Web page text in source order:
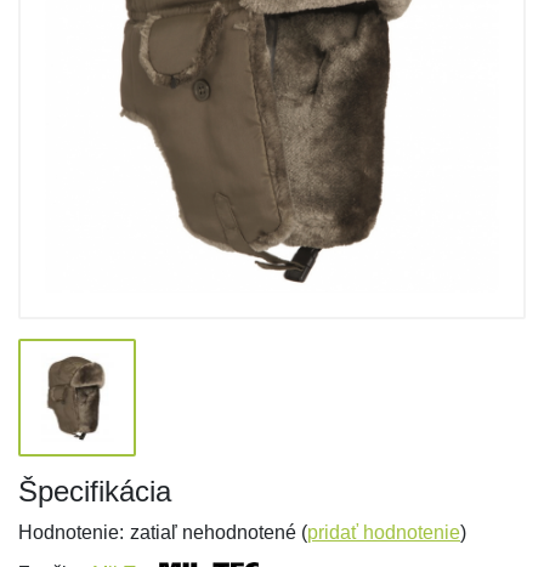
Špecifikácia
Hodnotenie: zatiaľ nehodnotené (pridať hodnotenie)